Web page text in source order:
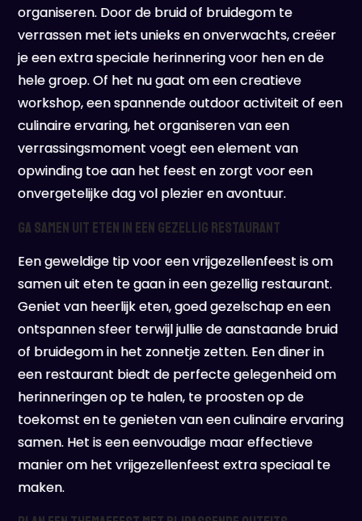
organiseren. Door de bruid of bruidegom te
verrassen met iets unieks en onverwachts, creëer
je een extra speciale herinnering voor hen en de
hele groep. Of het nu gaat om een creatieve
workshop, een spannende outdoor activiteit of een
culinaire ervaring, het organiseren van een
verrassingsmoment voegt een element van
opwinding toe aan het feest en zorgt voor een
onvergetelijke dag vol plezier en avontuur.
Ga samen uit eten in een gezellig restaurant
Een geweldige tip voor een vrijgezellenfeest is om
samen uit eten te gaan in een gezellig restaurant.
Geniet van heerlijk eten, goed gezelschap en een
ontspannen sfeer terwijl jullie de aanstaande bruid
of bruidegom in het zonnetje zetten. Een diner in
een restaurant biedt de perfecte gelegenheid om
herinneringen op te halen, te proosten op de
toekomst en te genieten van een culinaire ervaring
samen. Het is een eenvoudige maar effectieve
manier om het vrijgezellenfeest extra speciaal te
maken.